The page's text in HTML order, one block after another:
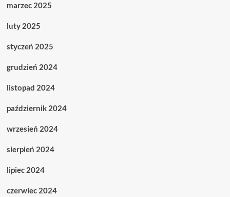
marzec 2025
luty 2025
styczeń 2025
grudzień 2024
listopad 2024
październik 2024
wrzesień 2024
sierpień 2024
lipiec 2024
czerwiec 2024